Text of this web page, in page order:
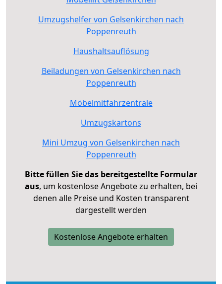
Umzugshelfer von Gelsenkirchen nach
Poppenreuth
Haushaltsauflösung
Beiladungen von Gelsenkirchen nach
Poppenreuth
Möbelmitfahrzentrale
Umzugskartons
Mini Umzug von Gelsenkirchen nach
Poppenreuth
Bitte füllen Sie das bereitgestellte Formular
aus, um kostenlose Angebote zu erhalten, bei
denen alle Preise und Kosten transparent
dargestellt werden
Kostenlose Angebote erhalten